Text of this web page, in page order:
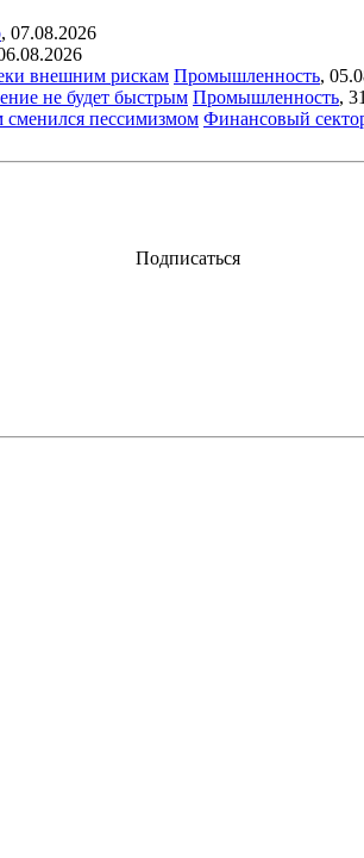
, 07.08.2026
внешним рискам Промышленность,
не будет быстрым Промышленность,
сменился пессимизмом Финансовый
Подписаться